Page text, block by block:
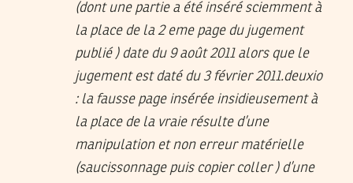
(dont une partie a été inséré sciemment à
la place de la 2 eme page du jugement
publié ) date du 9 août 2011 alors que le
jugement est daté du 3 février 2011.deuxio
: la fausse page insérée insidieusement à
la place de la vraie résulte d’une
manipulation et non erreur matérielle
(saucissonnage puis copier coller ) d’une